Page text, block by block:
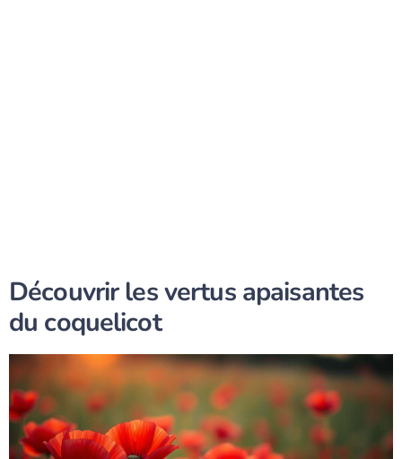
Découvrir les vertus apaisantes
du coquelicot